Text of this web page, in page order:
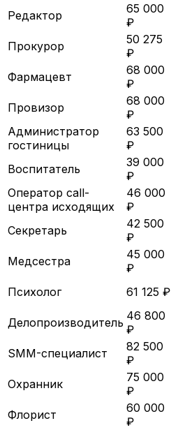
Редактор
65 000
₽
Прокурор
50 275
₽
Фармацевт
68 000
₽
Провизор
68 000
₽
Администратор
гостиницы
63 500
₽
Воспитатель
39 000
₽
Оператор call-
центра исходящих
46 000
₽
Секретарь
42 500
₽
Медсестра
45 000
₽
Психолог 61 125 ₽
Делопроизводитель 46 800
₽
SMM-специалист
82 500
₽
Охранник
75 000
₽
Флорист
60 000
₽